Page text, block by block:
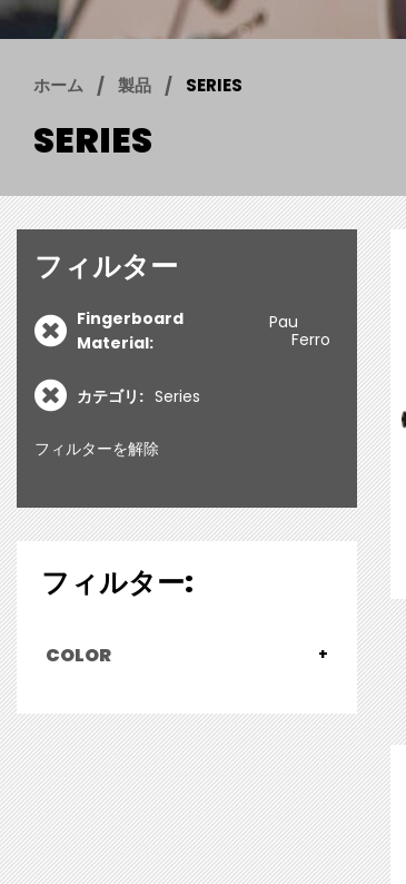
ホーム 製品 SERIES
SERIES
フィルター
Fingerboard
Material:
Pau
Ferro
カテゴリ: Series
フィルターを解除
フィルター:
COLOR